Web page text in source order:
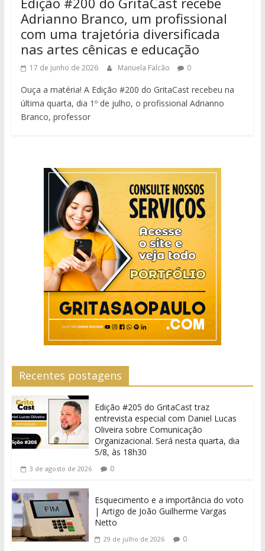
Adrianno Branco, um profissional
com uma trajetória diversificada
nas artes cênicas e educação
17 de junho de 2026 Manuela Falcão 0
Ouça a matéria! A Edição #200 do GritaCast recebeu na
última quarta, dia 1º de julho, o profissional Adrianno
Branco, professor
Recentes postagens
Edição #205 do GritaCast traz
entrevista especial com Daniel Lucas
Oliveira sobre Comunicação
Organizacional. Será nesta quarta, dia
5/8, às 18h30
3 de agosto de 2026 0
Esquecimento e a importância do voto
| Artigo de João Guilherme Vargas
Netto
29 de julho de 2026 0